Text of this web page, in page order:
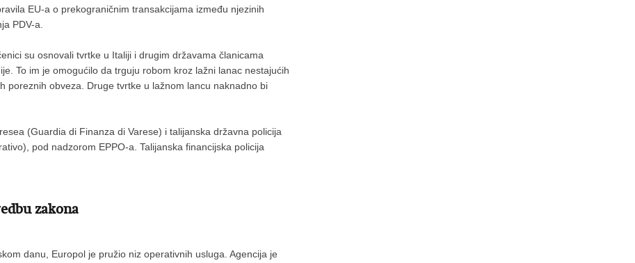
EU-a o prekograničnim transakcijama između njezinih
PDV-a.
su osnovali tvrtke u Italiji i drugim državama članicama
To im je omogućilo da trguju robom kroz lažni lanac nestajućih
poreznih obveza. Druge tvrtke u lažnom lancu naknadno bi
(Guardia di Finanza di Varese) i talijanska državna policija
pod nadzorom EPPO-a. Talijanska financijska policija
zakona
danu, Europol je pružio niz operativnih usluga. Agencija je